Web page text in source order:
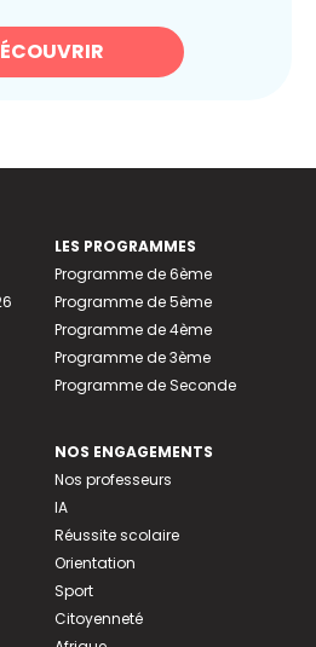
LES PROGRAMMES
Programme de 6ème
Programme de 5ème
Programme de 4ème
Programme de 3ème
Programme de Seconde
NOS ENGAGEMENTS
Nos professeurs
IA
Réussite scolaire
Orientation
Sport
Citoyenneté